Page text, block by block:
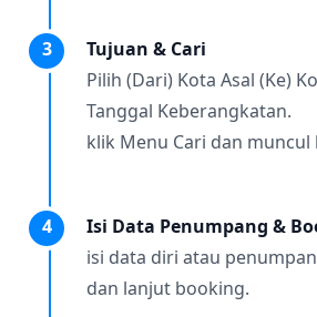
3
Tujuan & Cari
Pilih (Dari) Kota Asal (Ke)
Tanggal Keberangkatan.
klik Menu Cari dan
4
Isi Data Penumpang &
isi data diri atau
dan lanjut booking.